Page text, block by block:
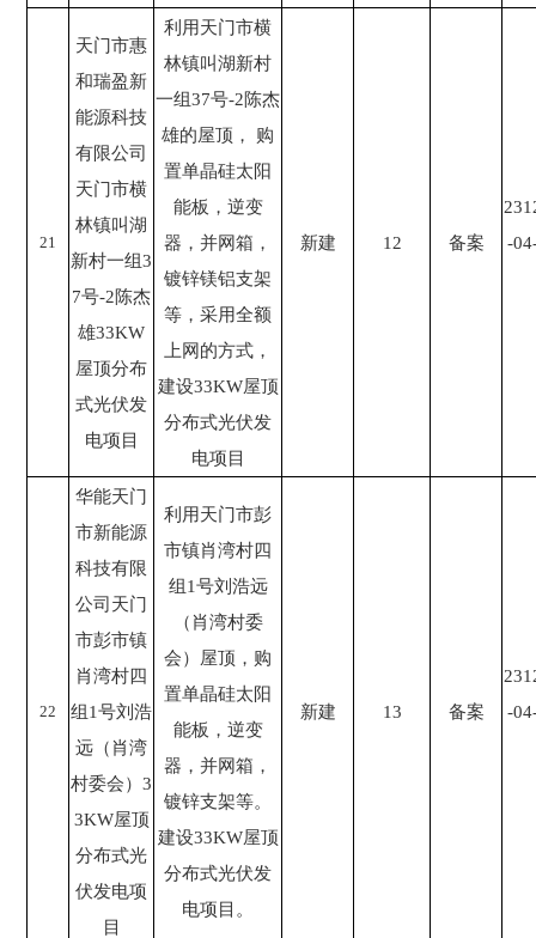
21
天门市惠
和瑞盈新
能源科技
有限公司
天门市横
林镇叫湖
新村一组3
7号-2陈杰
雄33KW
屋顶分布
式光伏发
电项目
利用天门市横
林镇叫湖新村
一组37号-2陈杰
雄的屋顶， 购
置单晶硅太阳
能板，逆变
器，并网箱，
镀锌镁铝支架
等，采用全额
上网的方式，
建设33KW屋顶
分布式光伏发
电项目
新建 12 备案
-
22
华能天门
市新能源
科技有限
公司天门
市彭市镇
肖湾村四
组1号刘浩
远（肖湾
村委会）3
3KW屋顶
分布式光
伏发电项
目
利用天门市彭
市镇肖湾村四
组1号刘浩远
（肖湾村委
会）屋顶，购
置单晶硅太阳
能板，逆变
器，并网箱，
镀锌支架等。
建设33KW屋顶
分布式光伏发
电项目。
新建 13 备案
-